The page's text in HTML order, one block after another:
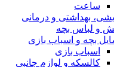
ساعت
بهداشتی و درمانی
و لباس بچه
بچه و اسباب بازی
اسباب بازی
کالسکه و لوازم جانبی